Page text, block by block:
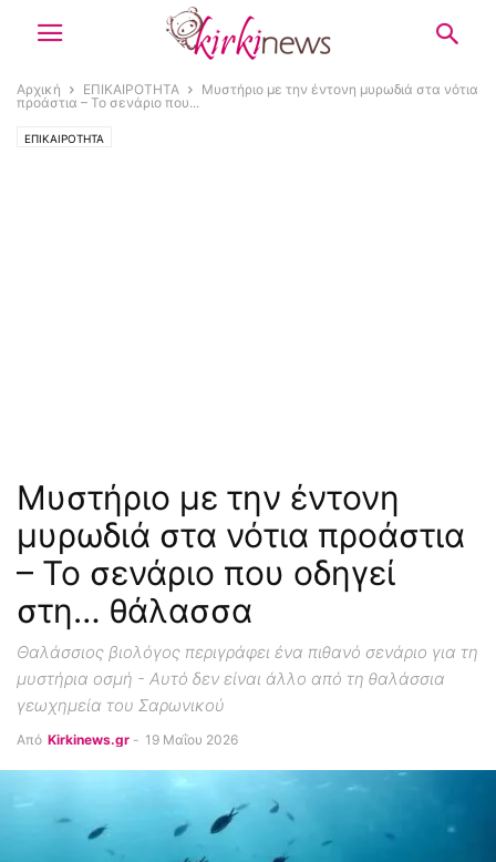
Αρχική ΕΠΙΚΑΙΡΟΤΗΤΑ
Μυστήριο με την έντονη μυρωδιά στα νότια
προάστια – Το σενάριο που...
ΕΠΙΚΑΙΡΟΤΗΤΑ
Μυστήριο με την έντονη
μυρωδιά στα νότια προάστια
– Το σενάριο που οδηγεί
στη… θάλασσα
Θαλάσσιος βιολόγος περιγράφει ένα πιθανό σενάριο για τη
μυστήρια οσμή - Αυτό δεν είναι άλλο από τη θαλάσσια
γεωχημεία του Σαρωνικού
Από Kirkinews.gr - 19 Μαΐου 2026